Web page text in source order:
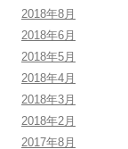
2018年8月
2018年6月
2018年5月
2018年4月
2018年3月
2018年2月
2017年8月